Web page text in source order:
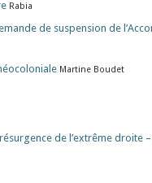
Rabia
de suspension de
Martine Boudet
de l’extrême droite